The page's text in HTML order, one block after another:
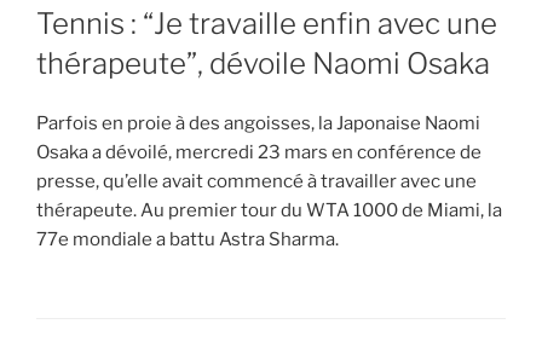
ON
Tennis : “Je travaille enfin avec une
thérapeute”, dévoile Naomi Osaka
Parfois en proie à des angoisses, la Japonaise Naomi
Osaka a dévoilé, mercredi 23 mars en conférence de
presse, qu’elle avait commencé à travailler avec une
thérapeute. Au premier tour du WTA 1000 de Miami, la
77e mondiale a battu Astra Sharma.